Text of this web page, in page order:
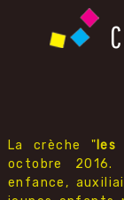
La crèche " les
octobre 2016.
enfance,